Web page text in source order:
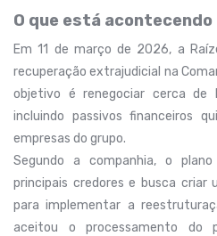
O que está acontecendo
Em 11 de março de 2026, a
recuperação extrajudicial na
objetivo é renegociar cerca de
incluindo passivos financeiros
empresas do grupo.
Segundo a companhia, o
principais credores e busca criar
para implementar a
aceitou o processamento do